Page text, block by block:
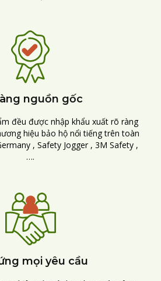
nguồn gốc
đều được nhập khẩu xuất rõ ràng
hiệu bảo hộ nổi tiếng trên toàn
, Safety Jogger , 3M Safety ,
….
mọi yêu cầu